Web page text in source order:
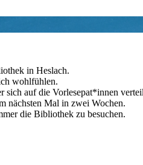
in Heslach.
wohlfühlen.
auf die Vorlesepat*innen
nächsten Mal in zwei Wochen.
die Bibliothek zu besuchen.